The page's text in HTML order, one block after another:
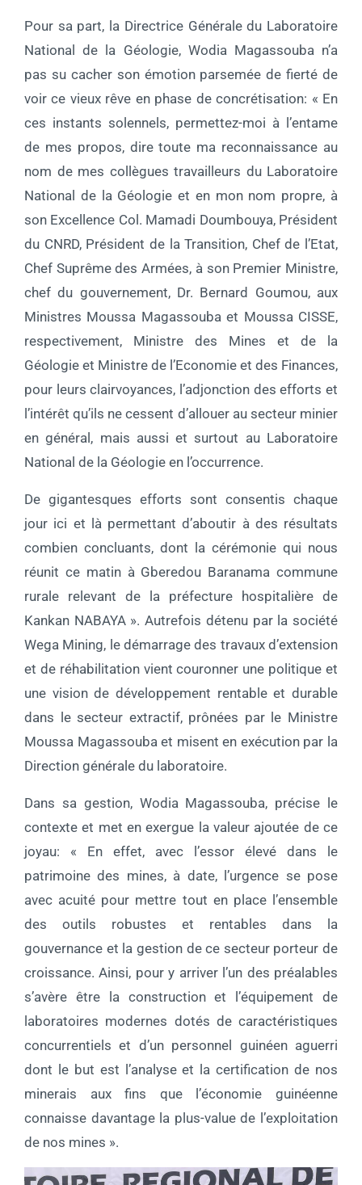
Pour sa part, la Directrice Générale du Laboratoire
National de la Géologie, Wodia Magassouba n’a
pas su cacher son émotion parsemée de fierté de
voir ce vieux rêve en phase de concrétisation: « En
ces instants solennels, permettez-moi à l’entame
de mes propos, dire toute ma reconnaissance au
nom de mes collègues travailleurs du Laboratoire
National de la Géologie et en mon nom propre, à
son Excellence Col. Mamadi Doumbouya, Président
du CNRD, Président de la Transition, Chef de l’Etat,
Chef Suprême des Armées, à son Premier Ministre,
chef du gouvernement, Dr. Bernard Goumou, aux
Ministres Moussa Magassouba et Moussa CISSE,
respectivement, Ministre des Mines et de la
Géologie et Ministre de l’Economie et des Finances,
pour leurs clairvoyances, l’adjonction des efforts et
l’intérêt qu’ils ne cessent d’allouer au secteur minier
en général, mais aussi et surtout au Laboratoire
National de la Géologie en l’occurrence.
De gigantesques efforts sont consentis chaque
jour ici et là permettant d’aboutir à des résultats
combien concluants, dont la cérémonie qui nous
réunit ce matin à Gberedou Baranama commune
rurale relevant de la préfecture hospitalière de
Kankan NABAYA ». Autrefois détenu par la société
Wega Mining, le démarrage des travaux d’extension
et de réhabilitation vient couronner une politique et
une vision de développement rentable et durable
dans le secteur extractif, prônées par le Ministre
Moussa Magassouba et misent en exécution par la
Direction générale du laboratoire.
Dans sa gestion, Wodia Magassouba, précise le
contexte et met en exergue la valeur ajoutée de ce
joyau: « En effet, avec l’essor élevé dans le
patrimoine des mines, à date, l’urgence se pose
avec acuité pour mettre tout en place l’ensemble
des outils robustes et rentables dans la
gouvernance et la gestion de ce secteur porteur de
croissance. Ainsi, pour y arriver l’un des préalables
s’avère être la construction et l’équipement de
laboratoires modernes dotés de caractéristiques
concurrentiels et d’un personnel guinéen aguerri
dont le but est l’analyse et la certification de nos
minerais aux fins que l’économie guinéenne
connaisse davantage la plus-value de l’exploitation
de nos mines ».